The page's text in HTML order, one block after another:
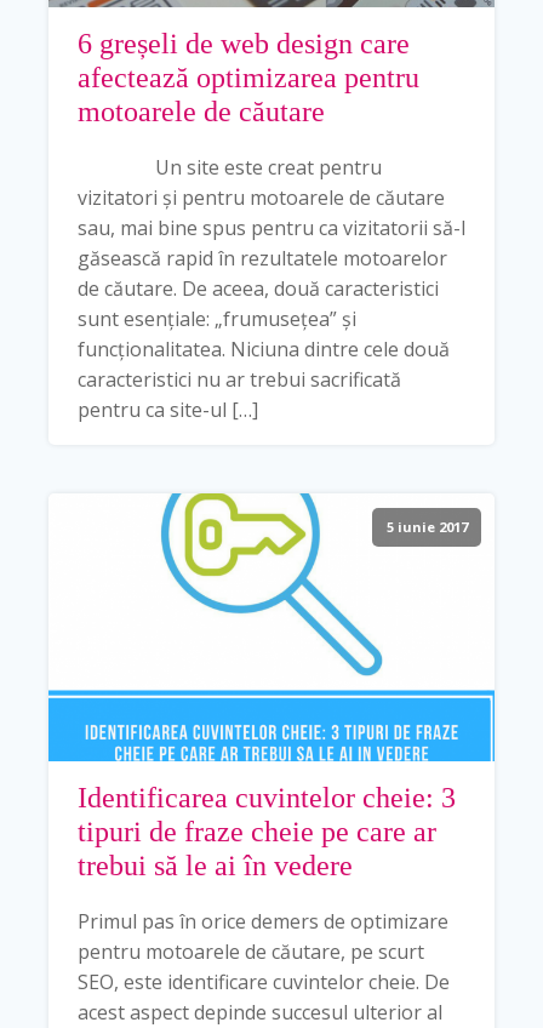
6 greșeli de web design care
afectează optimizarea pentru
motoarele de căutare
Un site este creat pentru
vizitatori și pentru motoarele de căutare
sau, mai bine spus pentru ca vizitatorii să-l
găsească rapid în rezultatele motoarelor
de căutare. De aceea, două caracteristici
sunt esențiale: „frumusețea” și
funcționalitatea. Niciuna dintre cele două
caracteristici nu ar trebui sacrificată
pentru ca site-ul […]
5 iunie 2017
Identificarea cuvintelor cheie: 3
tipuri de fraze cheie pe care ar
trebui să le ai în vedere
Primul pas în orice demers de optimizare
pentru motoarele de căutare, pe scurt
SEO, este identificare cuvintelor cheie. De
acest aspect depinde succesul ulterior al